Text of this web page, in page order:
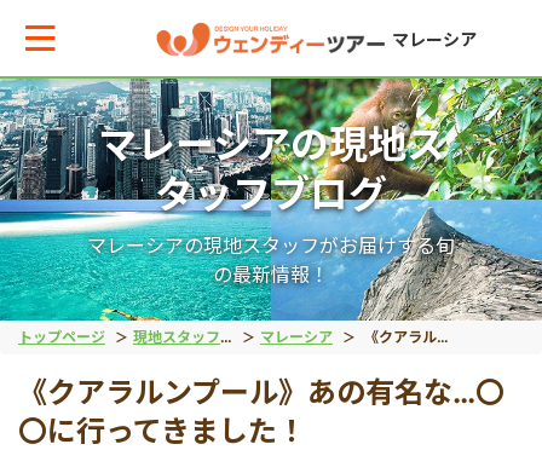
マレーシア
トップページ 現地スタッフブログ マレーシア 《クアラルンプール》あの有名な…〇〇に行ってきました！
マレーシアの現地ス
タッフブログ
マレーシアの現地スタッフがお届けする旬
の最新情報！
《クアラルンプール》あの有名な…〇
〇に行ってきました！
メインメニューへ戻る
マから現地ツアーを探す
遺産（文化）
遺産（自然）
メインメニューへ戻る
アからお役立ち情報を探す
ドネシア
戻る
世界遺産（文化）
マラッカ
ジョージタウン
戻る
世界遺産（自然）
キナバル公園
グヌン・ムル国立公園
戻る
動物
オランウータン
リバーサファリ
戻る
絶景アイランド
ガヤ島
サピ島
戻る
マレーシア国外
ブルネイ旅行
戻る
宿泊パッケージ
秘境ツアー